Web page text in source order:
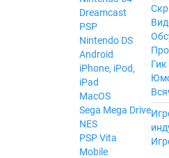
Dreamcast
PSP
Nintendo DS
Android
iPhone, iPod,
iPad
MacOS
Sega Mega Drive
NES
PSP Vita
Mobile
Гик